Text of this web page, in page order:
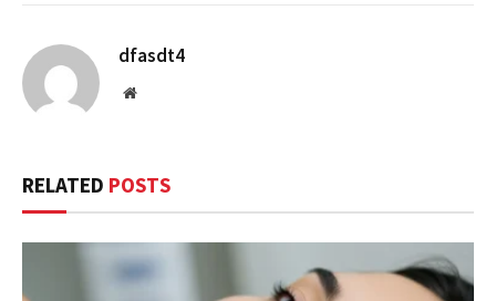
dfasdt4
Website
RELATED POSTS